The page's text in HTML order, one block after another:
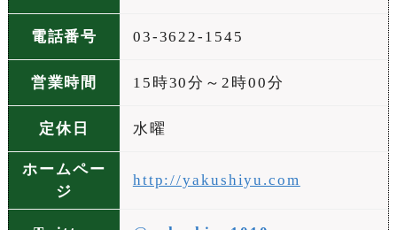
電話番号 03-3622-1545
営業時間 15時30分～2時00分
定休日 水曜
ホームペー
ジ
http://yakushiyu.com